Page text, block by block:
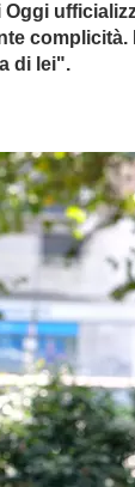
complicità.
di lei".